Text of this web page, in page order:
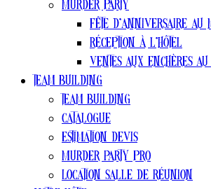
Murder party
Fête d’anniversaire au
Réception à l’hôtel
Ventes aux enchères au
Team Building
Team Building
Catalogue
estimation devis
Murder Party pro
Location salle de réunion